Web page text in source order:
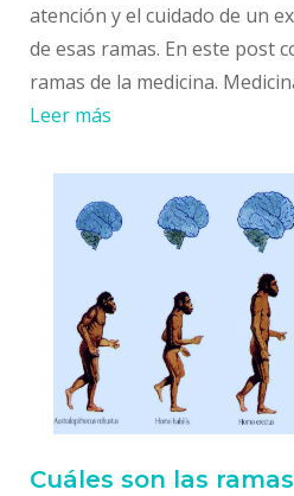
atención y el cuidado de un
de esas ramas. En este post
ramas de la medicina.
Leer más
Cuáles son las